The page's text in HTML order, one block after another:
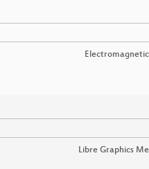
Libre Graphics